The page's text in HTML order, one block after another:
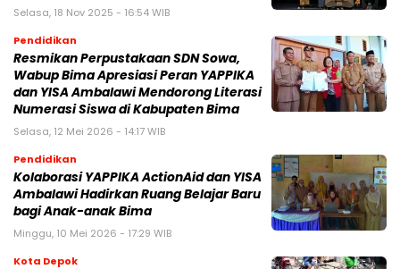
Selasa, 18 Nov 2025 - 16:54 WIB
Pendidikan
Resmikan Perpustakaan SDN Sowa,
Wabup Bima Apresiasi Peran YAPPIKA
dan YISA Ambalawi Mendorong Literasi
Numerasi Siswa di Kabupaten Bima
Selasa, 12 Mei 2026 - 14:17 WIB
Pendidikan
Kolaborasi YAPPIKA ActionAid dan YISA
Ambalawi Hadirkan Ruang Belajar Baru
bagi Anak-anak Bima
Minggu, 10 Mei 2026 - 17:29 WIB
Kota Depok